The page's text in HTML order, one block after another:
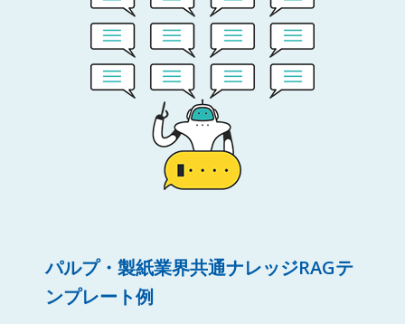
パルプ・製紙業界共通ナレッジRAGテ
ンプレート例